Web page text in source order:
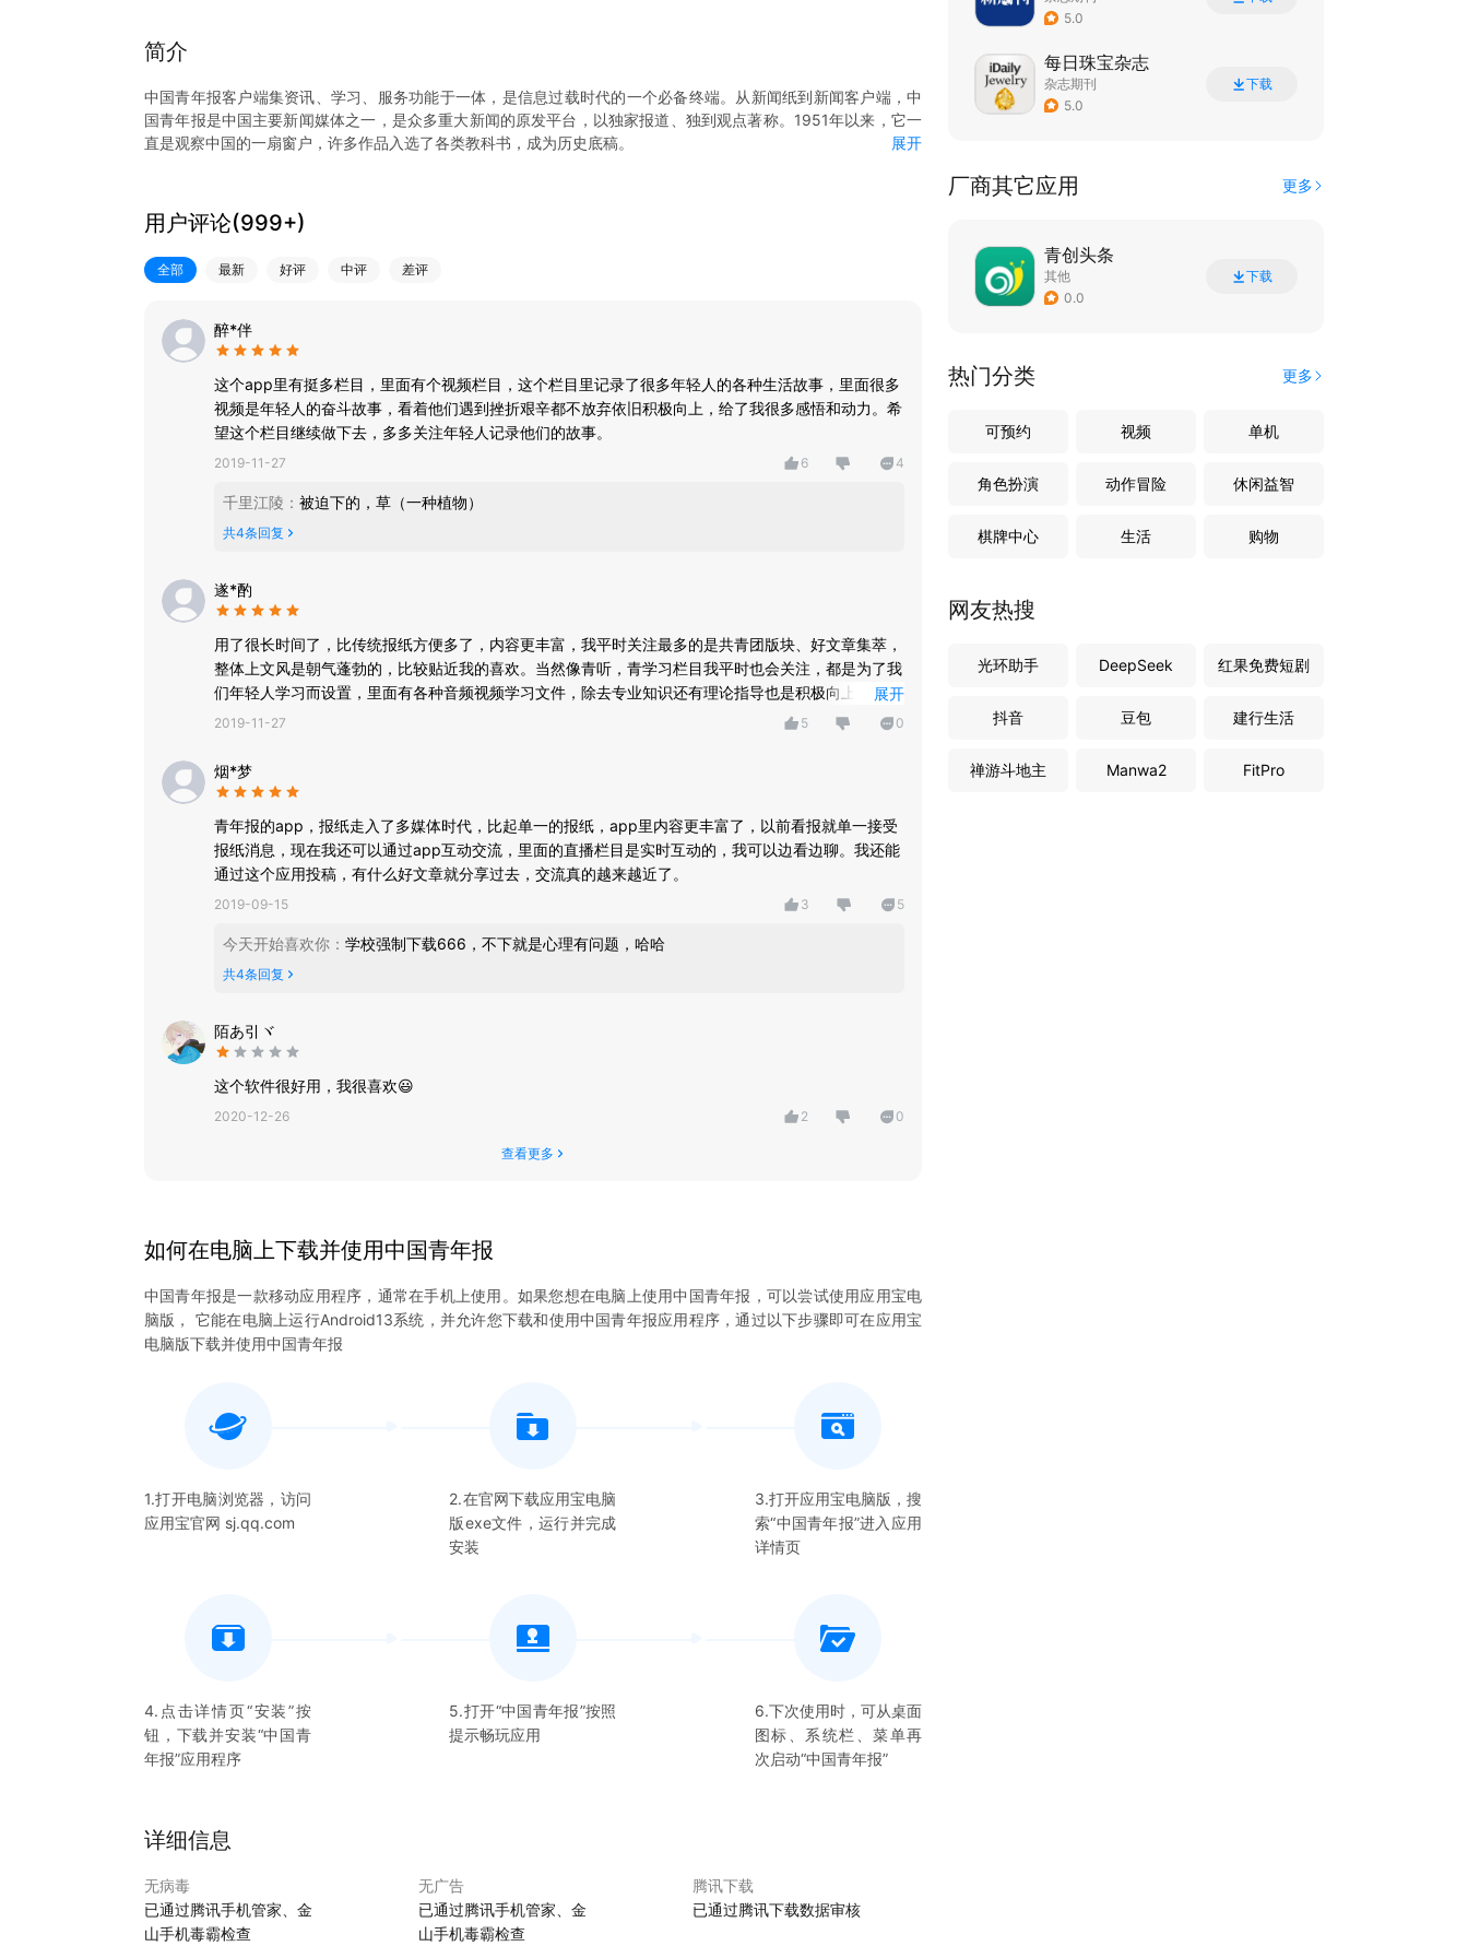
简介
中国青年报客户端集资讯、学习、服务功能于一体，是信息过载时代的一个必备终端。从新闻纸到新闻客户端，中
国青年报是中国主要新闻媒体之一，是众多重大新闻的原发平台，以独家报道、独到观点著称。1951年以来，它一
直是观察中国的一扇窗户，许多作品入选了各类教科书，成为历史底稿。
2、视频化：聚合“青蜂侠”短视频、“我看见”长视频、“中青抖音”小视频等头部视频品牌，新闻报道全面视频化，并向
“中青号”用户提供视频制作工具，产出批量UGC视频内容。
3、服务化：“团团微就业——共青团服务青年就业平台”，由团中央支持，将以各项“共青团认证”，帮助大学毕业生
提高就业竞争力。“青年大学习”是共青团最具知名度的政治理论学习平台。客户端还为青年提供婚恋、考试、义诊等
4、互动化：客户端设置中青号模块，邀请校园媒体、招聘企业、团组织等机构和个人入驻，共建业务交往和心灵交
流的园地。客户端具有征集、评选、排行、记分等功能，支持各种线上互动活动。
展开
用户评论(999+)
全部 最新 好评 中评 差评
醉*伴
这个app里有挺多栏目，里面有个视频栏目，这个栏目里记录了很多年轻人的各种生活故事，里面很多
视频是年轻人的奋斗故事，看着他们遇到挫折艰辛都不放弃依旧积极向上，给了我很多感悟和动力。希
望这个栏目继续做下去，多多关注年轻人记录他们的故事。
2019-11-27 6 4
千里江陵 ： 被迫下的，草（一种植物）
共4条回复
遂*酌
用了很长时间了，比传统报纸方便多了，内容更丰富，我平时关注最多的是共青团版块、好文章集萃，
整体上文风是朝气蓬勃的，比较贴近我的喜欢。当然像青听，青学习栏目我平时也会关注，都是为了我
们年轻人学习而设置，里面有各种音频视频学习文件，除去专业知识还有理论指导也是积极向上的，起
到了很好的引导作用。
展开
2019-11-27 5 0
烟*梦
青年报的app，报纸走入了多媒体时代，比起单一的报纸，app里内容更丰富了，以前看报就单一接受
报纸消息，现在我还可以通过app互动交流，里面的直播栏目是实时互动的，我可以边看边聊。我还能
通过这个应用投稿，有什么好文章就分享过去，交流真的越来越近了。
2019-09-15 3 5
今天开始喜欢你 ： 学校强制下载666，不下就是心理有问题，哈哈
共4条回复
陌あ引ヾ
这个软件很好用，我很喜欢😃
2020-12-26 2 0
查看更多
如何在电脑上下载并使用中国青年报
中国青年报是一款移动应用程序，通常在手机上使用。如果您想在电脑上使用中国青年报 ，可以尝试使用应用宝电
脑版， 它能在电脑上运行Android13系统，并允许您下载和使用中国青年报应用程序，通过以下步骤即可在应用宝
电脑版下载并使用中国青年报
1.打开电脑浏览器，访问
应用宝官网 sj.qq.com
2.在官网下载应用宝电脑
版exe文件，运行并完成
安装
3.打开应用宝电脑版，搜
索“中国青年报”进入应用
详情页
4.点击详情页“安装”按
钮，下载并安装“中国青
年报”应用程序
5.打开“中国青年报”按照
提示畅玩应用
6.下次使用时，可从桌面
图标、系统栏、菜单再
次启动“中国青年报”
详细信息
无病毒
已通过腾讯手机管家、金
山手机毒霸检查
无广告
已通过腾讯手机管家、金
山手机毒霸检查
腾讯下载
已通过腾讯下载数据审核
5.0
每日珠宝杂志
杂志期刊
5.0
下载
厂商其它应用 更多
青创头条
其他
0.0
下载
热门分类 更多
可预约 视频 单机
角色扮演 动作冒险 休闲益智
棋牌中心 生活 购物
网友热搜
光环助手 DeepSeek 红果免费短剧
抖音 豆包 建行生活
禅游斗地主 Manwa2 FitPro